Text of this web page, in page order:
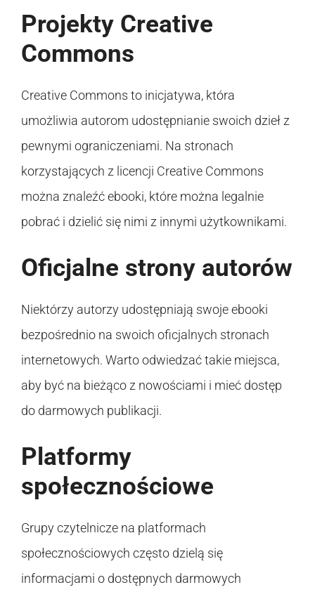
Projekty Creative
Commons
Creative Commons to inicjatywa, która
umożliwia autorom udostępnianie swoich dzieł z
pewnymi ograniczeniami. Na stronach
korzystających z licencji Creative Commons
można znaleźć ebooki, które można legalnie
pobrać i dzielić się nimi z innymi użytkownikami.
Oficjalne strony autorów
Niektórzy autorzy udostępniają swoje ebooki
bezpośrednio na swoich oficjalnych stronach
internetowych. Warto odwiedzać takie miejsca,
aby być na bieżąco z nowościami i mieć dostęp
do darmowych publikacji.
Platformy
społecznościowe
Grupy czytelnicze na platformach
społecznościowych często dzielą się
informacjami o dostępnych darmowych